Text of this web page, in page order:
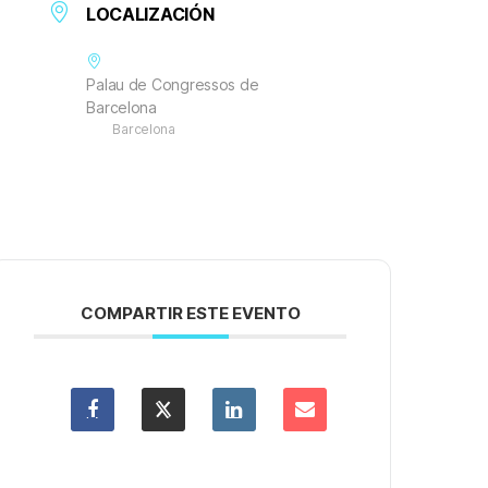
LOCALIZACIÓN
Palau de Congressos de
Barcelona
Barcelona
COMPARTIR ESTE EVENTO